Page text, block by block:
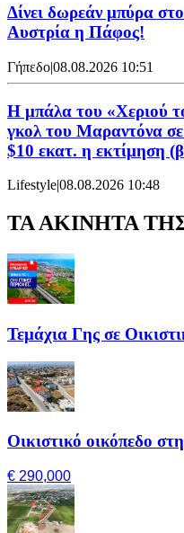
Δίνει δωρεάν μπύρα
Αυστρία η Πάφος!
Γήπεδο|08.08.2026 10:51
Η μπάλα του «Χεριού
γκολ του Μαραντόνα
$10 εκατ. η εκτίμηση
Lifestyle|08.08.2026 10:48
ΤΑ ΑΚΙΝΗΤΑ
Τεμάχια Γης σε
Οικιστικό οικόπεδο
€ 290,000